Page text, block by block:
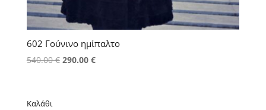
602 Γούνινο ημίπαλτο
540.00€ Original
290.00 €Η
Καλάθι